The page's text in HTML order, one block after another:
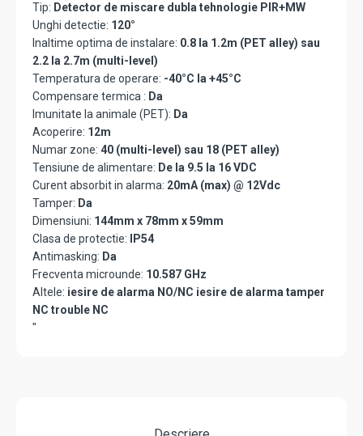
Tip: Detector de miscare dubla tehnologie PIR+MW
Unghi detectie: 120°
Inaltime optima de instalare: 0.8 la 1.2m (PET alley) sau
2.2 la 2.7m (multi-level)
Temperatura de operare: -40°C la +45°C
Compensare termica : Da
Imunitate la animale (PET): Da
Acoperire: 12m
Numar zone: 40 (multi-level) sau 18 (PET alley)
Tensiune de alimentare: De la 9.5 la 16 VDC
Curent absorbit in alarma: 20mA (max) @ 12Vdc
Tamper: Da
Dimensiuni: 144mm x 78mm x 59mm
Clasa de protectie:
IP54
Antimasking: Da
Frecventa microunde: 10.587 GHz
Altele: iesire de alarma NO/NC iesire de alarma tamper
NC trouble NC
"